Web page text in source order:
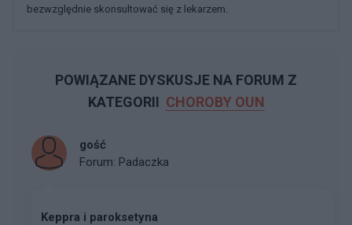
bezwzględnie skonsultować się z lekarzem.
POWIĄZANE DYSKUSJE NA FORUM Z
KATEGORII CHOROBY OUN
gość
Forum: Padaczka
Keppra i paroksetyna